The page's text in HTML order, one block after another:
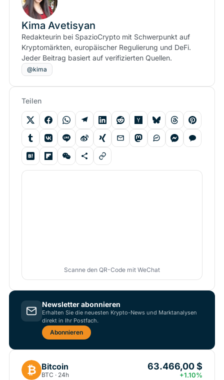
Kima Avetisyan
Redakteurin bei SpazioCrypto mit Schwerpunkt auf
Kryptomärkten, europäischer Regulierung und DeFi.
Jeder Beitrag basiert auf verifizierten Quellen.
@kima
Teilen
Scanne den QR-Code mit WeChat
Newsletter abonnieren
Erhalten Sie die neuesten Krypto-News und Marktanalysen
direkt in Ihr Postfach.
Abonnieren
₿ Bitcoin
BTC · 24h
63.466,00 $
+1.10%